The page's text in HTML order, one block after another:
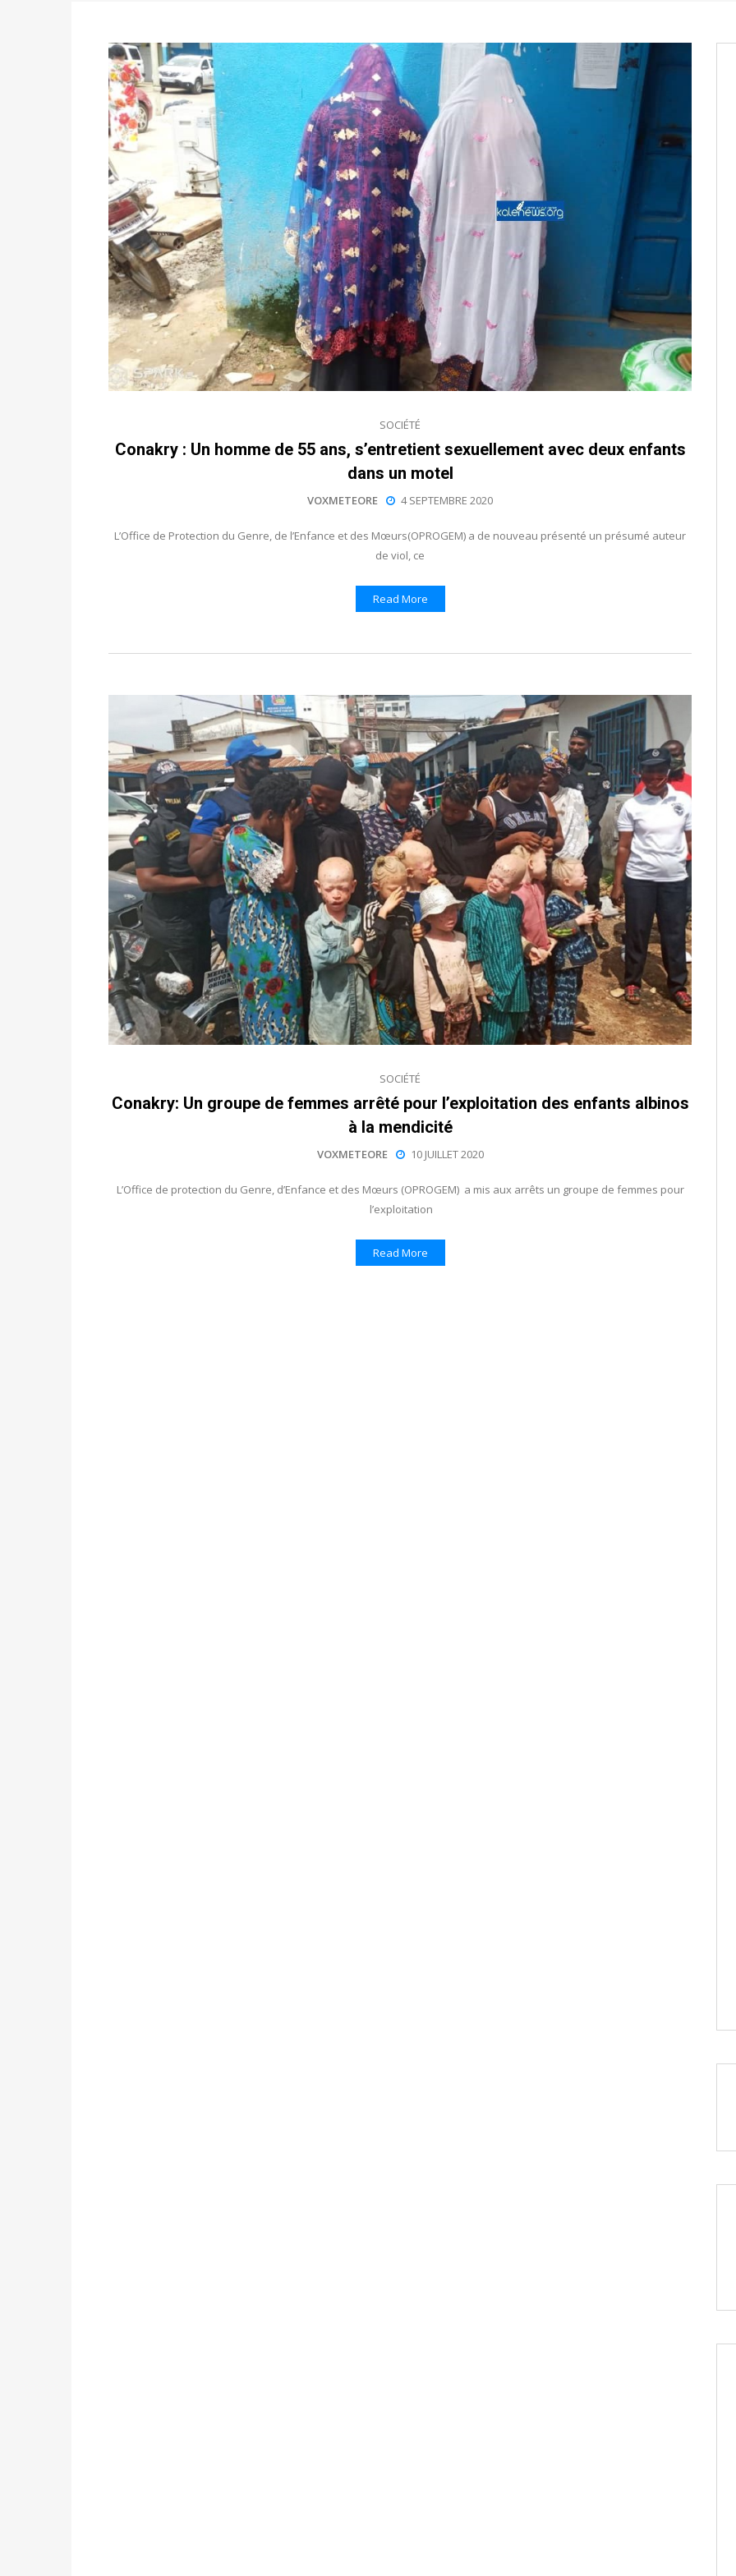
Politique-Double scrutin du 31 mai : retrait des cartes d’électeurs possible
du 16 au 31 mai 2026
Politique-Délégués de bureaux de vote : vos informations à transmettre
avant le 16 mai 2026 à 16h
Politique-Proclamation des résultats globaux provisoires et des
statistiques des législatives et communales : ce 4 juin à 18h
Politique-Suite de la publication des résultats partiels des élections de mai
ce 03 juin à 14h
SOCIÉTÉ
Conakry : Un homme de 55 ans, s’entretient sexuellement avec deux enfants
dans un motel
VOXMETEORE 4 SEPTEMBRE 2020
L’Office de Protection du Genre, de l’Enfance et des Mœurs(OPROGEM) a de nouveau présenté un présumé auteur
de viol, ce
Read More
SOCIÉTÉ
Conakry: Un groupe de femmes arrêté pour l’exploitation des enfants albinos
à la mendicité
VOXMETEORE 10 JUILLET 2020
L’Office de protection du Genre, d’Enfance et des Mœurs (OPROGEM) a mis aux arrêts un groupe de femmes pour
l’exploitation
Read More